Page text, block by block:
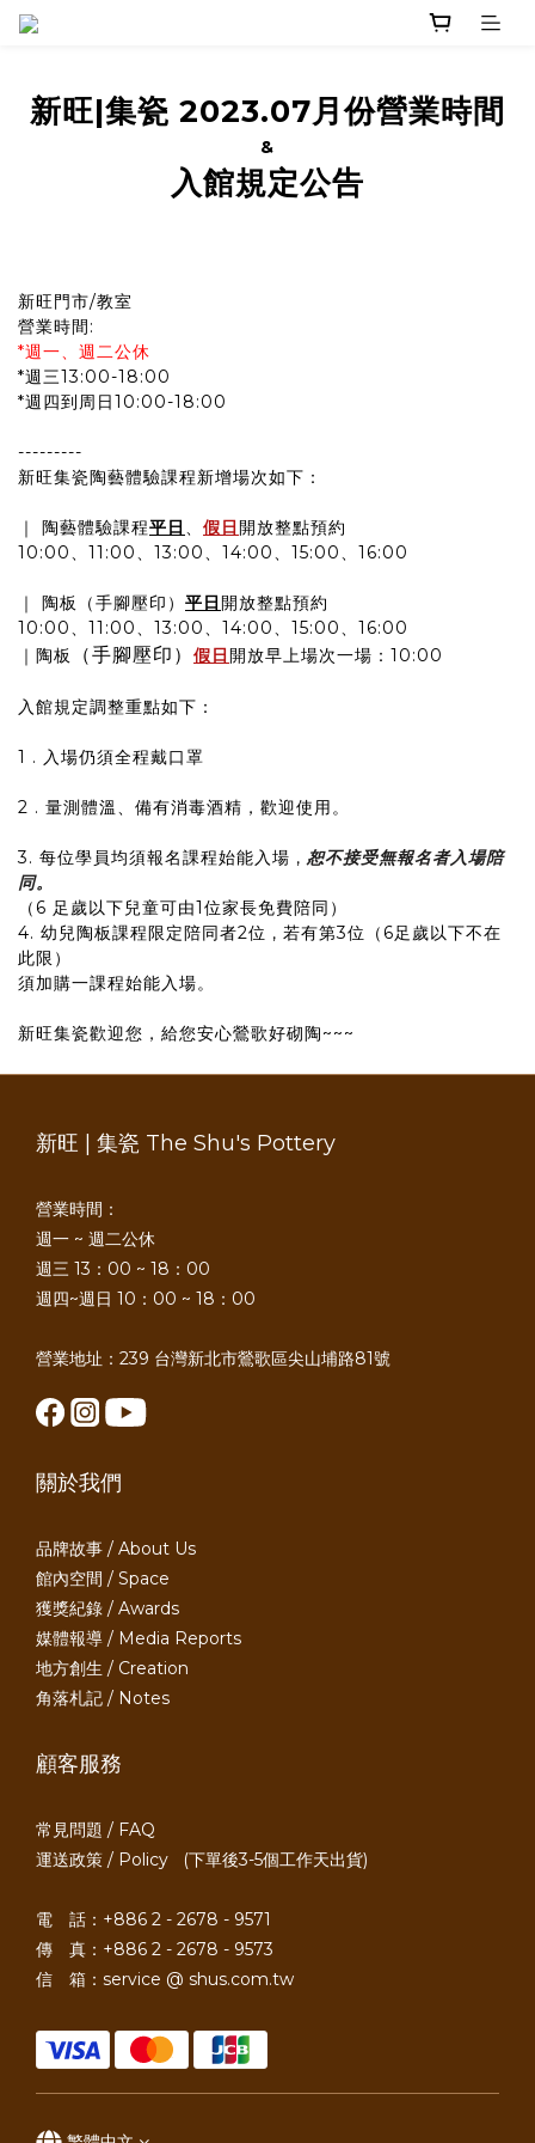
新旺|集瓷 2023.07月份營業時間
&
入館規定公告
新旺門市/教室
營業時間:
*週一、週二公休
*週三13:00-18:00
*週四到周日10:00-18:00
---------
新旺集瓷陶藝體驗課程新增場次如下：
｜ 陶藝體驗課程平日 、 假日開放整點預約
10:00、11:00、13:00、14:00、15:00、16:00
｜ 陶板（手腳壓印） 平日開放整點預約
10:00、11:00、13:00、14:00、15:00、16:00
｜陶板
（手腳壓印） 假日開放早上場次一場：10:00
入館規定調整重點如下：
1 . 入場仍須全程戴口罩
2 . 量測體溫、備有消毒酒精，歡迎使用。
3. 每位學員均須報名課程始能入場 , 恕不接受無報名者入場陪
同。
（6 足歲以下兒童可由1位家長免費陪同）
4. 幼兒陶板課程限定陪同者2位 , 若有第3位（6足歲以下不在
此限）
須加購一課程始能入場。
新旺集瓷歡迎您，給您安心鶯歌好砌陶~~~
新旺 | 集瓷 The Shu's Pottery
營業時間：
週一 ~ 週二公休
週三 13：00 ~ 18：00
週四~週日 10：00 ~ 18：00
營業地址：239 台灣新北市鶯歌區尖山埔路81號
關於我們
品牌故事 / About Us
館內空間 / Space
獲獎紀錄 / Awards
媒體報導 / Media Reports
地方創生 / Creation
角落札記 / Notes
顧客服務
常見問題 / FAQ
運送政策 / Policy (下單後3-5個工作天出貨)
電 話：+886 2 - 2678 - 9571
傳 真：+886 2 - 2678 - 9573
信 箱：service @ shus.com.tw